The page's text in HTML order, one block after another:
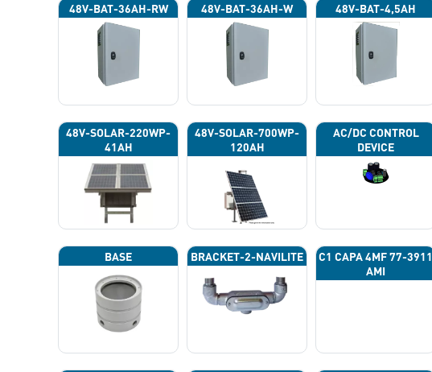
48V-BAT-36AH-RW 48V-BAT-36AH-W 48V-BAT-4,5AH
48V-SOLAR-220WP-
41AH
48V-SOLAR-700WP-
120AH
AC/DC CONTROL
DEVICE
BASE BRACKET-2-NAVILITE
C1 CAPA 4ΜF 77-3911
AMI